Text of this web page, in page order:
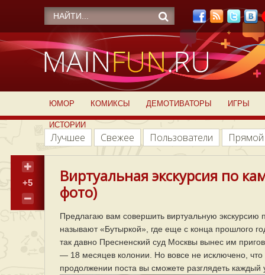
ЮМОР КОМИКСЫ ДЕМОТИВАТОРЫ ИГРЫ
ИСТОРИИ
Лучшее Свежее Пользователи
+5
Виртуальная экскурсия по
фото)
Предлагаю вам совершить виртуальную
называют «Бутыркой», где еще с конца прошлого
так давно Пресненский суд Москвы вынес им
— 18 месяцев колонии. Но вовсе не исключено,
продолжении поста вы сможете разглядеть